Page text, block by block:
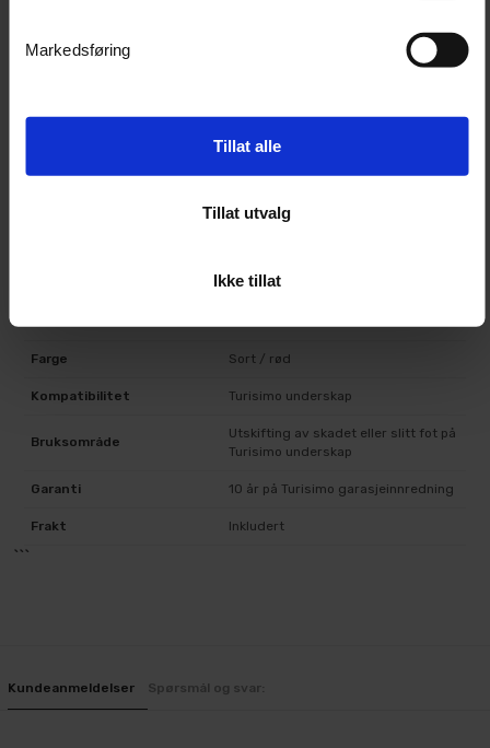
Markedsføring
Tillat alle
Tillat utvalg
Ikke tillat
For å holde underskap stabilt ved slitasje eller
Erstatningsfot til underskap
Kaldvalset stål
Farge Sort / rød
Kompatibilitet Turisimo underskap
Bruksområde
Utskifting av skadet eller slitt fot på
Turisimo underskap
Garanti 10 år på Turisimo garasjeinnredning
Frakt Inkludert
```
Kundeanmeldelser Spørsmål og svar: